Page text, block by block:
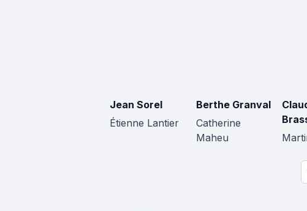
Jean Sorel
Étienne Lantier
Berthe Granval
Catherine
Maheu